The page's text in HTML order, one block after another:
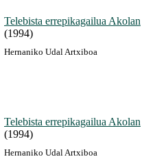
Telebista errepikagailua Akolan
(1994)
Hernaniko Udal Artxiboa
Telebista errepikagailua Akolan
(1994)
Hernaniko Udal Artxiboa